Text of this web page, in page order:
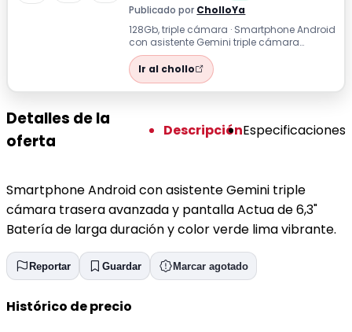
Publicado por CholloYa
128Gb, triple cámara · Smartphone Android
con asistente Gemini triple cámara
trasera avanzada y pantalla Actua de
6,3...Ir al chollo
Detalles de la
oferta
DescripciónEspecificaciones
Smartphone Android con asistente Gemini triple
cámara trasera avanzada y pantalla Actua de 6,3"
Batería de larga duración y color verde lima vibrante.
Reportar Guardar Marcar agotado
Histórico de precio